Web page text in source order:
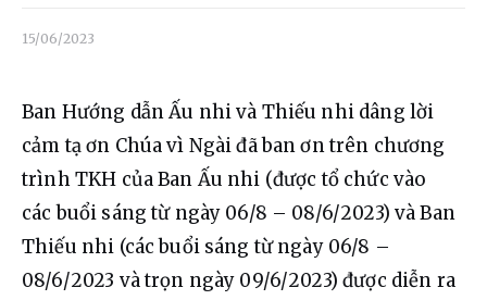
Dâng hiến
15/06/2023
Ban Hướng dẫn Ấu nhi và Thiếu nhi dâng lời
cảm tạ ơn Chúa vì Ngài đã ban ơn trên chương
trình TKH của Ban Ấu nhi (được tổ chức vào
các buổi sáng từ ngày 06/8 – 08/6/2023) và Ban
Thiếu nhi (các buổi sáng từ ngày 06/8 –
08/6/2023 và trọn ngày 09/6/2023) được diễn ra